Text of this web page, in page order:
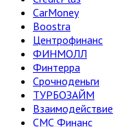
CarMoney
Boostra
Центрофинанс
ФИНМОЛЛ
Финтерра
Срочноденьги
ТУРБОЗАЙМ
Взаимодействие
СМС Финанс